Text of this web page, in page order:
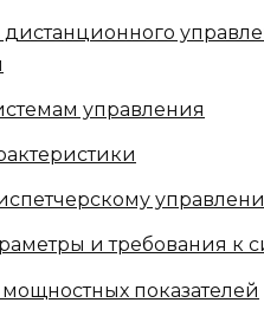
управления
и требования к
показателей